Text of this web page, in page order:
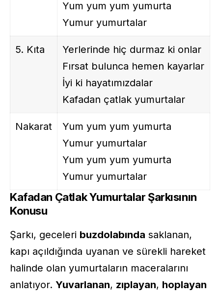
Yum yum yum yumurta
Yumur yumurtalar
5. Kıta
Yerlerinde hiç durmaz ki onlar
Fırsat bulunca hemen kayarlar
İyi ki hayatımızdalar
Kafadan çatlak yumurtalar
Nakarat
Yum yum yum yumurta
Yumur yumurtalar
Yum yum yum yumurta
Yumur yumurtalar
Kafadan Çatlak Yumurtalar Şarkısının
Konusu
Şarkı, geceleri buzdolabında saklanan,
kapı açıldığında uyanan ve sürekli hareket
halinde olan yumurtaların maceralarını
anlatıyor. Yuvarlanan, zıplayan, hoplayan